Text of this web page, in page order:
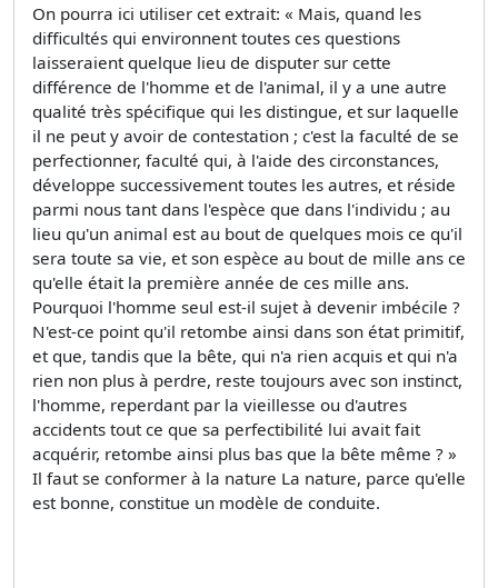
On pourra ici utiliser cet extrait: « Mais, quand les
difficultés qui environnent toutes ces questions
laisseraient quelque lieu de disputer sur cette
différence de l'homme et de l'animal, il y a une autre
qualité très spécifique qui les distingue, et sur laquelle
il ne peut y avoir de contestation ; c'est la faculté de se
perfectionner, faculté qui, à l'aide des circonstances,
développe successivement toutes les autres, et réside
parmi nous tant dans l'espèce que dans l'individu ; au
lieu qu'un animal est au bout de quelques mois ce qu'il
sera toute sa vie, et son espèce au bout de mille ans ce
qu'elle était la première année de ces mille ans.
Pourquoi l'homme seul est-il sujet à devenir imbécile ?
N'est-ce point qu'il retombe ainsi dans son état primitif,
et que, tandis que la bête, qui n'a rien acquis et qui n'a
rien non plus à perdre, reste toujours avec son instinct,
l'homme, reperdant par la vieillesse ou d'autres
accidents tout ce que sa perfectibilité lui avait fait
acquérir, retombe ainsi plus bas que la bête même ? »
Il faut se conformer à la nature La nature, parce qu'elle
est bonne, constitue un modèle de conduite.